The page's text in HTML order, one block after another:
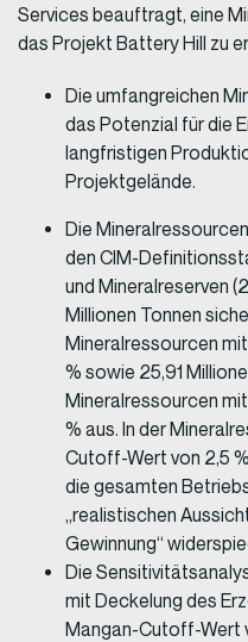
Services beauftragt, eine
das Projekt Battery Hill zu
Die umfangreichen
das Potenzial für die
langfristigen
Projektgelände.
Die
den CIM-
und Mineralreserven
Millionen Tonnen
Mineralressourcen
% sowie 25,91
Mineralressourcen
% aus. In der
Cutoff-Wert von 2,5
die gesamten
„realistischen
Gewinnung“
Die
mit Deckelung des
Mangan-Cutoff-Wert